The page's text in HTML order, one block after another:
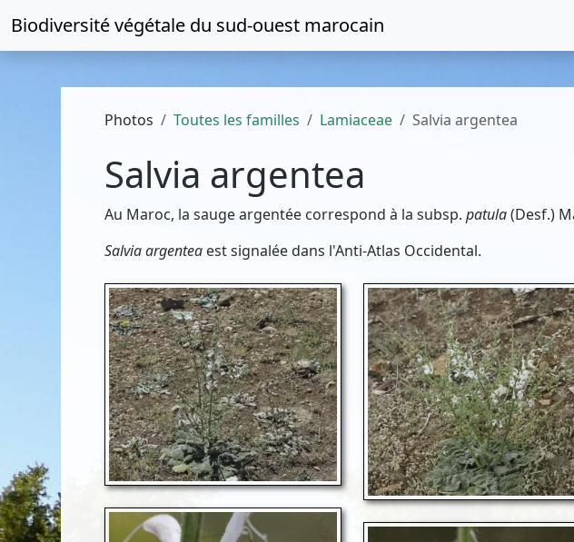
Biodiversité végétale du sud-ouest marocain
Photos Toutes les familles Lamiaceae Salvia argentea
Salvia argentea
Au Maroc, la sauge argentée correspond à la subsp.patula(Desf.)
Salvia argentea est signalée dans l'Anti-Atlas Occidental.